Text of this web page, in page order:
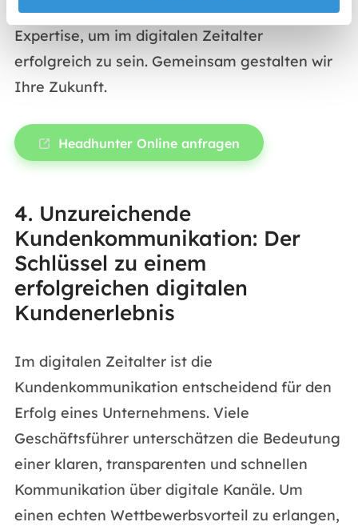
Vertrauen Sie auf unsere Erfahrung und
Expertise, um im digitalen Zeitalter
erfolgreich zu sein. Gemeinsam gestalten wir
Ihre Zukunft.
Headhunter Online anfragen
4. Unzureichende
Kundenkommunikation: Der
Schlüssel zu einem
erfolgreichen digitalen
Kundenerlebnis
Im digitalen Zeitalter ist die
Kundenkommunikation entscheidend für den
Erfolg eines Unternehmens. Viele
Geschäftsführer unterschätzen die Bedeutung
einer klaren, transparenten und schnellen
Kommunikation über digitale Kanäle. Um
einen echten Wettbewerbsvorteil zu erlangen,